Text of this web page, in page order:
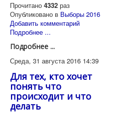
Прочитано 4332 раз
Опубликовано в Выборы 2016
Добавить комментарий
Подробнее ...
Подробнее ...
Среда, 31 августа 2016 14:39
Для тех, кто хочет
понять что
происходит и что
делать